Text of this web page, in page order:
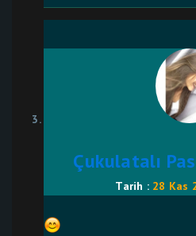
Çukulatalı
Tarih : 28 Kas